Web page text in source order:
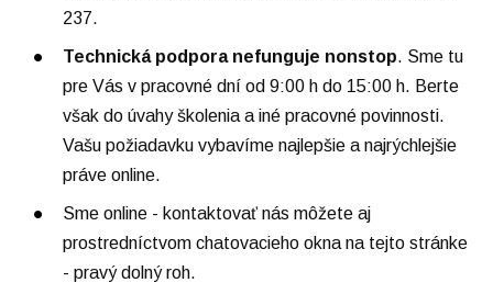
237.
Technická podpora nefunguje nonstop. Sme tu
pre Vás v pracovné dní od 9:00 h do 15:00 h. Berte
však do úvahy školenia a iné pracovné povinnosti.
Vašu požiadavku vybavíme najlepšie a najrýchlejšie
práve online.
Sme online - kontaktovať nás môžete aj
prostredníctvom chatovacieho okna na tejto stránke
- pravý dolný roh.